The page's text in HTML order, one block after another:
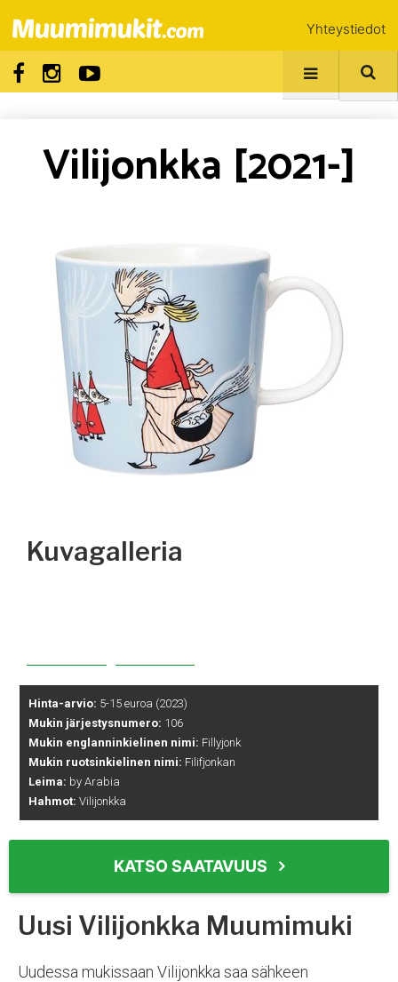
Yhteystiedot
Vilijonkka [2021-]
Kuvagalleria
Hinta-arvio: 5-15 euroa (2023)
Mukin järjestysnumero: 106
Mukin englanninkielinen nimi: Fillyjonk
Mukin ruotsinkielinen nimi: Filifjonkan
Leima: by Arabia
Hahmot: Vilijonkka
KATSO SAATAVUUS
Uusi Vilijonkka Muumimuki
Uudessa mukissaan Vilijonkka saa sähkeen